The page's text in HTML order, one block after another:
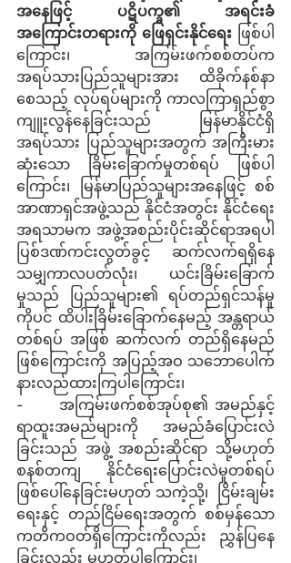
အနေဖြင့်
ပဋိပက္ခ၏ အရင်းခံ
အကြောင်းတရားကို ဖြေရှင်းနိုင်ရေး ဖြစ်ပါ
ကြောင်း၊  အကြမ်းဖက်စစ်တပ်က
အရပ်သားပြည်သူများအား ထိခိုက်နစ်နာ
စေသည့် လုပ်ရပ်များကို ကာလကြာရှည်စွာ
ကျူးလွန်နေခြင်းသည် မြန်မာနိုင်ငံရှိ
အရပ်သား ပြည်သူများအတွက် အကြီးမား
ဆုံးသော ခြိမ်းခြောက်မှုတစ်ရပ် ဖြစ်ပါ
ကြောင်း၊ မြန်မာပြည်သူများအနေဖြင့် စစ်
အာဏာရှင်အဖွဲ့သည် နိုင်ငံအတွင်း နိုင်ငံရေး
အရသာမက အဖွဲ့အစည်းပိုင်းဆိုင်ရာအရပါ
ပြစ်ဒဏ်ကင်းလွတ်ခွင့် ဆက်လက်ရရှိနေ
သမျှကာလပတ်လုံး၊ ယင်းခြိမ်းခြောက်
မှုသည် ပြည်သူများ၏ ရပ်တည်ရှင်သန်မှု
ကိုပင် ထိပါးခြိမ်းခြောက်နေမည့် အန္တရာယ်
တစ်ရပ် အဖြစ် ဆက်လက် တည်ရှိနေမည်
ဖြစ်ကြောင်းကို အပြည့်အဝ သဘောပေါက်
နားလည်ထားကြပါကြောင်း၊
-      အကြမ်းဖက်စစ်အုပ်စု၏ အမည်နှင့်
ရာထူးအမည်များကို အမည်ခံပြောင်းလဲ
ခြင်းသည် အဖွဲ့ အစည်းဆိုင်ရာ သို့မဟုတ်
စနစ်တကျ နိုင်ငံရေးပြောင်းလဲမှုတစ်ရပ်
ဖြစ်ပေါ်နေခြင်းမဟုတ် သကဲ့သို့၊  ငြိမ်းချမ်း
ရေးနှင့် တည်ငြိမ်ရေးအတွက် စစ်မှန်သော
ကတိကဝတ်ရှိကြောင်းကိုလည်း ညွှန်ပြနေ
ခြင်းလည်း မဟုတ်ပါကြောင်း၊